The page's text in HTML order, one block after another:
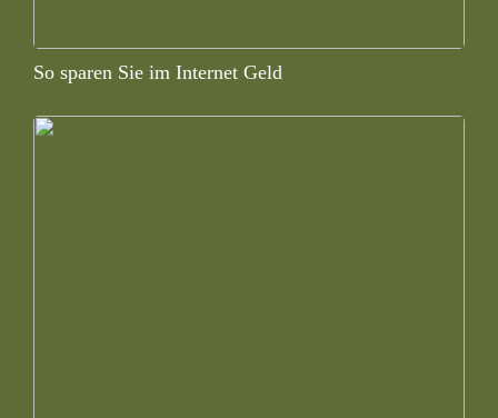
So sparen Sie im Internet Geld